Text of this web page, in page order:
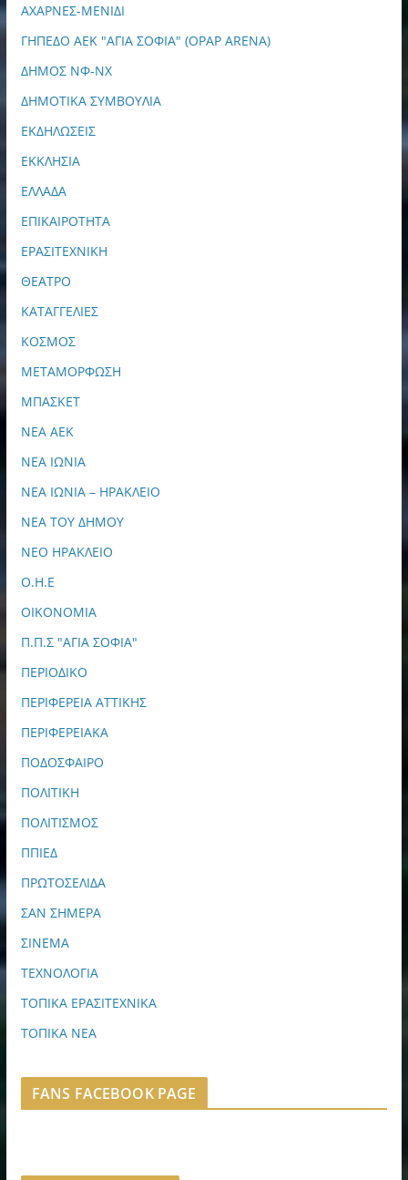
ΑΧΑΡΝΕΣ-ΜΕΝΙΔΙ
ΓΗΠΕΔΟ ΑΕΚ "ΑΓΙΑ ΣΟΦΙΑ" (OPAP ARENA)
ΔΗΜΟΣ ΝΦ-ΝΧ
ΔΗΜΟΤΙΚΑ ΣΥΜΒΟΥΛΙΑ
ΕΚΔΗΛΩΣΕΙΣ
ΕΚΚΛΗΣΙΑ
ΕΛΛΑΔΑ
ΕΠΙΚΑΙΡΟΤΗΤΑ
ΕΡΑΣΙΤΕΧΝΙΚΗ
ΘΕΑΤΡΟ
ΚΑΤΑΓΓΕΛΙΕΣ
ΚΟΣΜΟΣ
ΜΕΤΑΜΟΡΦΩΣΗ
ΜΠΑΣΚΕΤ
ΝΕΑ ΑΕΚ
ΝΕΑ ΙΩΝΙΑ
ΝΕΑ ΙΩΝΙΑ – ΗΡΑΚΛΕΙΟ
ΝΕΑ ΤΟΥ ΔΗΜΟΥ
ΝΕΟ ΗΡΑΚΛΕΙΟ
Ο.Η.Ε
ΟΙΚΟΝΟΜΙΑ
Π.Π.Σ "ΑΓΙΑ ΣΟΦΙΑ"
ΠΕΡΙΟΔΙΚΟ
ΠΕΡΙΦΕΡΕΙΑ ΑΤΤΙΚΗΣ
ΠΕΡΙΦΕΡΕΙΑΚΑ
ΠΟΔΟΣΦΑΙΡΟ
ΠΟΛΙΤΙΚΗ
ΠΟΛΙΤΙΣΜΟΣ
ΠΠΙΕΔ
ΠΡΩΤΟΣΕΛΙΔΑ
ΣΑΝ ΣΗΜΕΡΑ
ΣΙΝΕΜΑ
ΤΕΧΝΟΛΟΓΙΑ
ΤΟΠΙΚΑ ΕΡΑΣΙΤΕΧΝΙΚΑ
ΤΟΠΙΚΑ ΝΕΑ
FANS FACEBOOK PAGE